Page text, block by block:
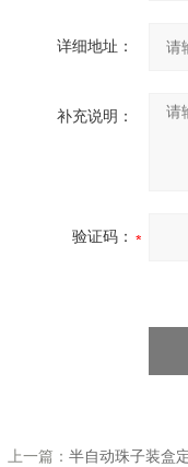
详细地址：
补充说明：
验证码：
上一篇： 半自动珠子装盒